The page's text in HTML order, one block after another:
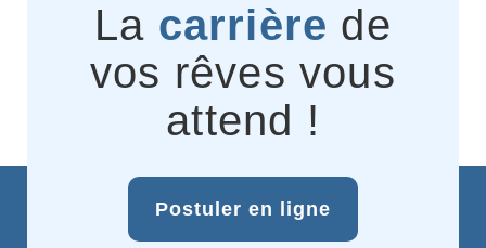
La carrière de
vos rêves vous
attend !
Postuler en ligne